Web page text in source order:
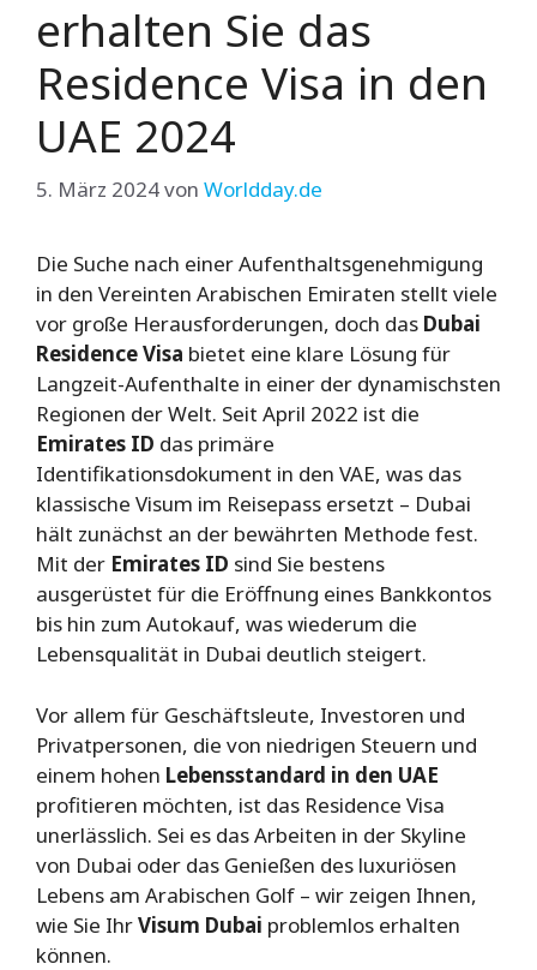
erhalten Sie das
Residence Visa in den
UAE 2024
5. März 2024von Worldday.de
Die Suche nach einer Aufenthaltsgenehmigung
in den Vereinten Arabischen Emiraten stellt viele
vor große Herausforderungen, doch das Dubai
Residence Visa bietet eine klare Lösung für
Langzeit-Aufenthalte in einer der dynamischsten
Regionen der Welt. Seit April 2022 ist die
Emirates ID das primäre
Identifikationsdokument in den VAE, was das
klassische Visum im Reisepass ersetzt – Dubai
hält zunächst an der bewährten Methode fest.
Mit der Emirates ID sind Sie bestens
ausgerüstet für die Eröffnung eines Bankkontos
bis hin zum Autokauf, was wiederum die
Lebensqualität in Dubai deutlich steigert.
Vor allem für Geschäftsleute, Investoren und
Privatpersonen, die von niedrigen Steuern und
einem hohen Lebensstandard in den UAE
profitieren möchten, ist das Residence Visa
unerlässlich. Sei es das Arbeiten in der Skyline
von Dubai oder das Genießen des luxuriösen
Lebens am Arabischen Golf – wir zeigen Ihnen,
wie Sie IhrVisum Dubai problemlos erhalten
können.